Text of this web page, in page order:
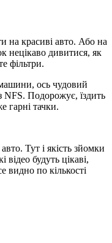
на красиві авто. Або на
нецікаво дивитися, як
фільтри.
ось чудовий
NFS. Подорожує, їздить
гарні тачки.
Тут і якість зйомки
відео будуть цікаві,
видно по кількості